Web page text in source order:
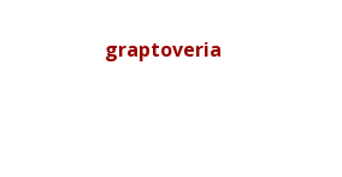
graptoveria